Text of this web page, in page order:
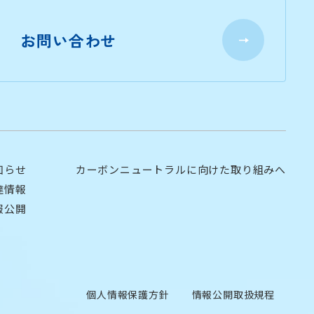
お問い合わせ
らせ
情報
公開
カーボンニュートラルに向けた取り組みへ
個人情報保護方針 情報公開取扱規程